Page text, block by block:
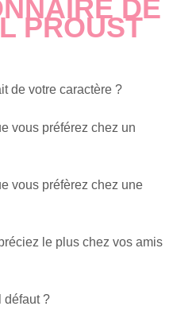
DE
PROUST
de votre caractère ?
vous préférez chez un
vous préfèrez chez une
le plus chez vos amis
défaut ?